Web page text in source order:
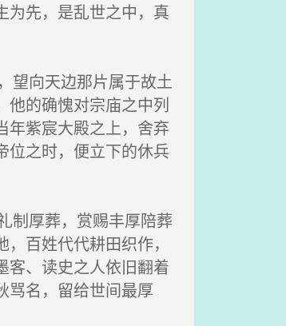
为先，是乱世之中，真
望向天边那片属于故土
他的确愧对宗庙之中列
年紫宸大殿之上，舍弃
位之时，便立下的休兵
制厚葬，赏赐丰厚陪葬
百姓代代耕田织作，
客、读史之人依旧翻着
骂名，留给世间最厚